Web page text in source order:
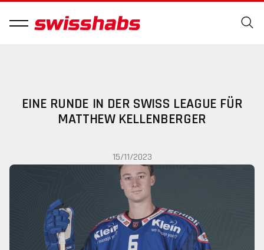
EINE RUNDE IN DER SWISS LEAGUE FÜR
MATTHEW KELLENBERGER
15/11/2023